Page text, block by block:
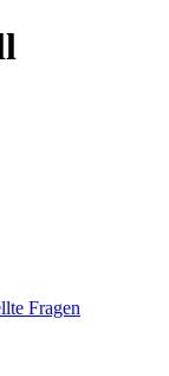
Fragen